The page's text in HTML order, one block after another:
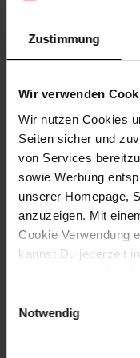
Zustimmung
Wir verwenden
Wir nutzen Cookies
Seiten sicher und
von Services
sowie Werbung
unserer Homepage,
anzuzeigen. Mit
Cookie Verwendung
kannst Du jederzeit
ändern bzw.
Notwendig
Altgeräterücknahme
Fußzeile
Weitere
Netto Reisen